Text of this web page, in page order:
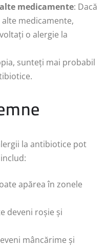
medicamente: Dacă
medicamente,
o alergie la
sunteți mai probabil
la antibiotice pot
apărea în zonele
deveni roșie și
mâncărime și